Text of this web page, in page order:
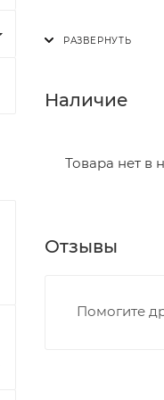
Итоговая
- количества
• Ленина - 65
• Профсоюзная
Наличие
Товара нет в
Отзывы
Помогите